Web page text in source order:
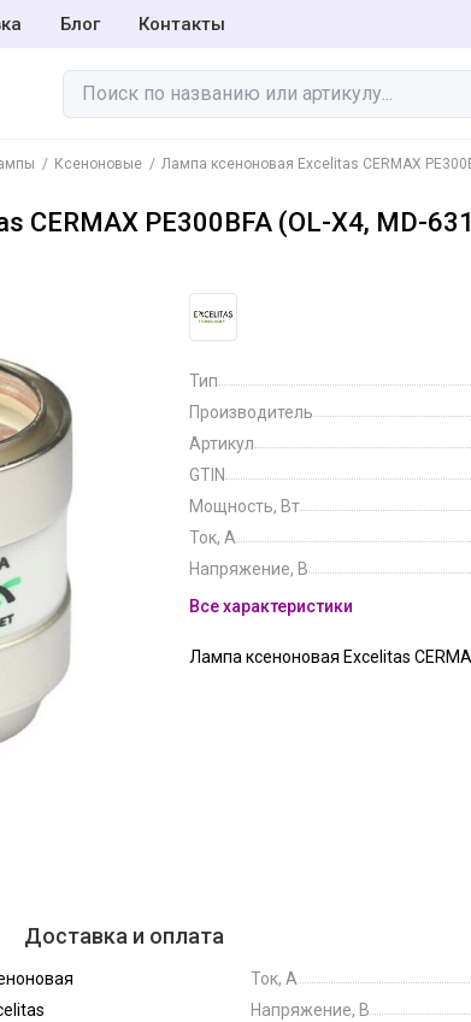
Блог Контакты
лампы BL365
Светодиодные
Специальные
Ксеноновые Лампа ксеноновая Excelitas CERMAX
CERMAX PE300BFA (OL-X4, MD-
Тип
Производитель
Артикул
GTIN
Мощность, Вт
Ток, А
Напряжение, В
Все характеристики
Лампа ксеноновая Excelitas
Доставка и оплата
Ток, А
Напряжение, В